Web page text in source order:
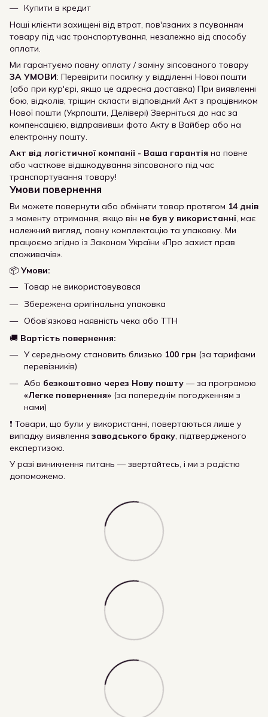
Купити в кредит
Наші клієнти захищені від втрат, пов'язаних з псуванням
товару під час транспортування, незалежно від способу
оплати.
Ми гарантуємо повну оплату / заміну зіпсованого товару
ЗА УМОВИ: Перевірити посилку у відділенні Нової пошти
(або при кур'єрі, якщо це адресна доставка) При виявленні
бою, відколів, тріщин скласти відповідний Акт з працівником
Нової пошти (Укрпошти, Делівері) Зверніться до нас за
компенсацією, відправивши фото Акту в Вайбер або на
електронну пошту.
Акт від логістичної компанії - Ваша гарантія на повне
або часткове відшкодування зіпсованого під час
транспортування товару!
Умови повернення
Ви можете повернути або обміняти товар протягом 14 днів
з моменту отримання, якщо він не був у використанні, має
належний вигляд, повну комплектацію та упаковку. Ми
працюємо згідно із Законом України «Про захист прав
споживачів».
📦 Умови:
Товар не використовувався
Збережена оригінальна упаковка
Обов’язкова наявність чека або ТТН
🚚 Вартість повернення:
У середньому становить близько 100 грн (за тарифами
перевізників)
Або безкоштовно через Нову пошту — за програмою
«Легке повернення» (за попереднім погодженням з
нами)
❗ Товари, що були у використанні, повертаються лише у
випадку виявлення заводського браку, підтвердженого
експертизою.
У разі виникнення питань — звертайтесь, і ми з радістю
допоможемо.